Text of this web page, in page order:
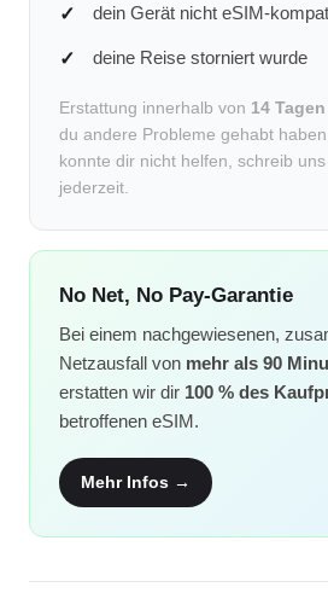
dein Gerät nicht eSIM-
deine Reise storniert wurde
Erstattung innerhalb von 14 Tagen
du andere Probleme gehabt
konnte dir nicht helfen, schreib
jederzeit.
No Net, No Pay-Garantie
Bei einem nachgewiesenen,
Netzausfall von mehr als 90
erstatten wir dir 100 % des
betroffenen eSIM.
Mehr Infos →